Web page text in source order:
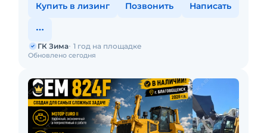
Купить в лизинг Позвонить Написать
Обновлено сегодня
ГК Зима 1 год на площадке